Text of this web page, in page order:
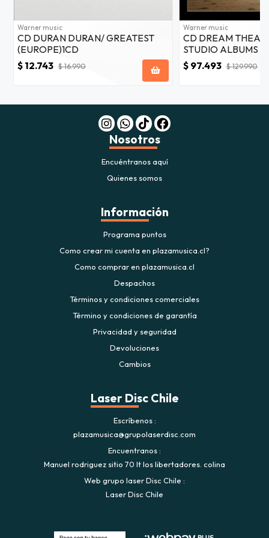
Warner music
CD DURAN DURAN/ GREATEST
(EUROPE)1CD
$ 12.743 $ 16.990
Warner music
CD DREAM
STUDIO ALBUMS
$ 97.493 $ 129.990
Nosotros
Encuéntranos aquí
Quienes somos
Información
Programa puntos
Como crear mi cuenta en plazamusica.cl?
Como comprar en plazamusica.cl
Despachos
Términos y condiciones comerciales
Término y condiciones de garantía
Privacidad y seguridad
Devoluciones
Cambios
Laser Disc Chile
Escríbenos
plazamusica@grupolaserdisc.com
Encuentranos
Manuel rodriguez sitio 70 lt los libertadores. colina
Web grupo laser Disc Chile
Laser Disc Chile